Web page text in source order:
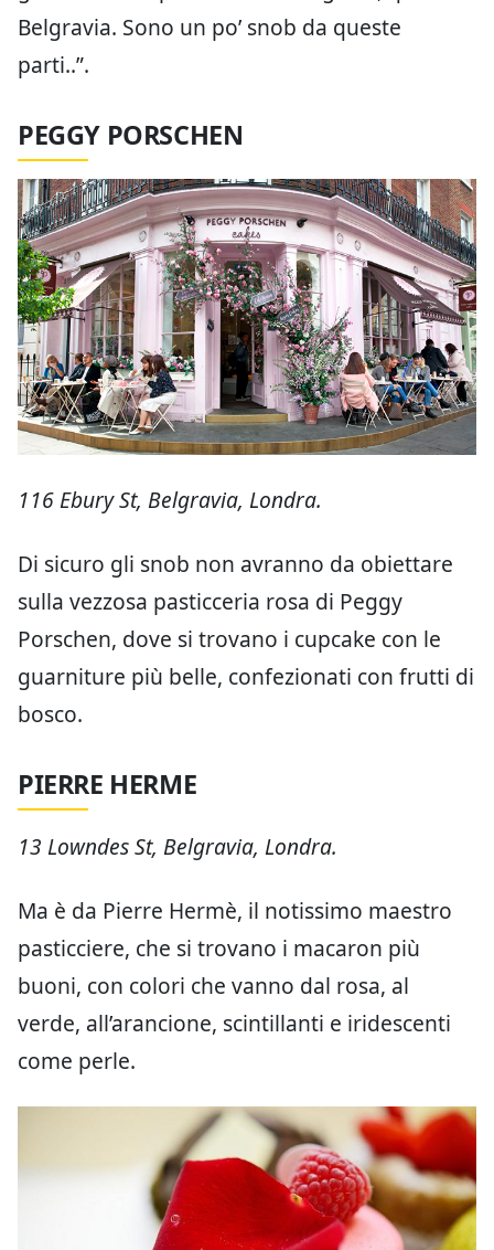
Belgravia. Sono un po’ snob da queste
parti..”.
PEGGY PORSCHEN
116 Ebury St, Belgravia, Londra.
Di sicuro gli snob non avranno da obiettare
sulla vezzosa pasticceria rosa di Peggy
Porschen, dove si trovano i cupcake con le
guarniture più belle, confezionati con frutti di
bosco.
PIERRE HERME
13 Lowndes St, Belgravia, Londra.
Ma è da Pierre Hermè, il notissimo maestro
pasticciere, che si trovano i macaron più
buoni, con colori che vanno dal rosa, al
verde, all’arancione, scintillanti e iridescenti
come perle.